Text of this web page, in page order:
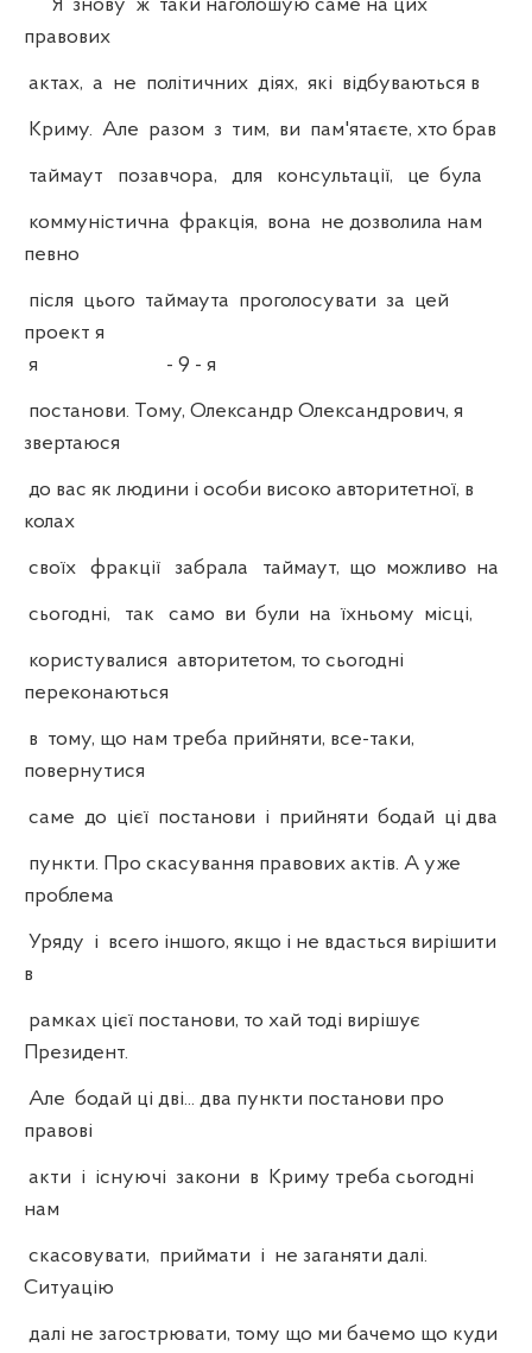
Я знову ж таки наголошую саме на цих
правових
актах, а не політичних діях, які відбуваються в
Криму. Але разом з тим, ви пам'ятаєте, хто брав
таймаут позавчора, для консультації, це була
коммуністична фракція, вона не дозволила нам
певно
після цього таймаута проголосувати за цей
проект я
я - 9 - я
постанови. Тому, Олександр Олександрович, я
звертаюся
до вас як людини і особи високо авторитетної, в
колах
своїх фракції забрала таймаут, що можливо на
сьогодні, так само ви були на їхньому місці,
користувалися авторитетом, то сьогодні
переконаються
в тому, що нам треба прийняти, все-таки,
повернутися
саме до цієї постанови і прийняти бодай ці два
пункти. Про скасування правових актів. А уже
проблема
Уряду і всего іншого, якщо і не вдасться вирішити
в
рамках цієї постанови, то хай тоді вирішує
Президент.
Але бодай ці дві... два пункти постанови про
правові
акти і існуючі закони в Криму треба сьогодні
нам
скасовувати, приймати і не заганяти далі.
Ситуацію
далі не загострювати, тому що ми бачемо що куди